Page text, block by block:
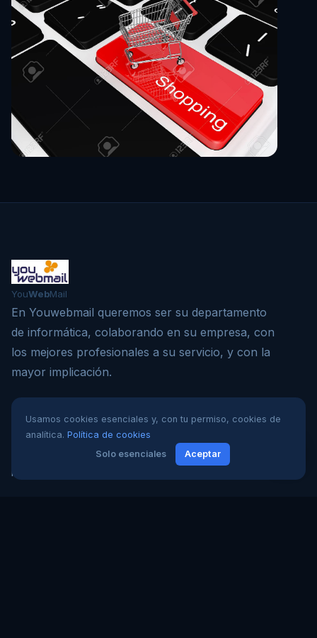
YouWebMail
En Youwebmail queremos ser su departamento
de informática, colaborando en su empresa, con
los mejores profesionales a su servicio, y con la
mayor implicación.
+34 968 354 441
WhatsApp +34 650 255 330
comercial@youwebmail.com
NUESTRA EMPRESA
Usamos cookies esenciales y, con tu permiso, cookies de
analítica. Política de cookies
Solo esenciales
Aceptar